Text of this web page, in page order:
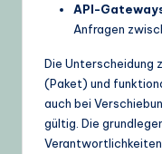
API-
Anfragen
Die Unterscheidung
(Paket) und
auch bei
gültig. Die